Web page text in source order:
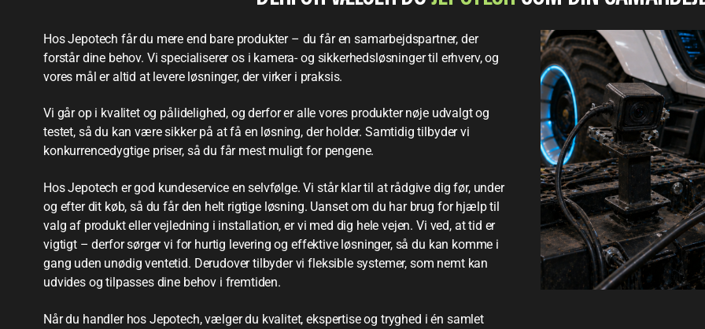
Hos Jepotech får du mere end bare produkter – du får en samarbejdspartner, der
forstår dine behov. Vi specialiserer os i kamera- og sikkerhedsløsninger til erhverv, og
vores mål er altid at levere løsninger, der virker i praksis.
Vi går op i kvalitet og pålidelighed, og derfor er alle vores produkter nøje udvalgt og
testet, så du kan være sikker på at få en løsning, der holder. Samtidig tilbyder vi
konkurrencedygtige priser, så du får mest muligt for pengene.
Hos Jepotech er god kundeservice en selvfølge. Vi står klar til at rådgive dig før, under
og efter dit køb, så du får den helt rigtige løsning. Uanset om du har brug for hjælp til
valg af produkt eller vejledning i installation, er vi med dig hele vejen. Vi ved, at tid er
vigtigt – derfor sørger vi for hurtig levering og effektive løsninger, så du kan komme i
gang uden unødig ventetid. Derudover tilbyder vi fleksible systemer, som nemt kan
udvides og tilpasses dine behov i fremtiden.
Når du handler hos Jepotech, vælger du kvalitet, ekspertise og tryghed i én samlet